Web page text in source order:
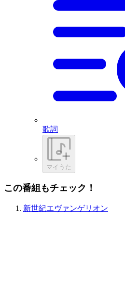
歌詞
マイうた
この番組もチェック！
新世紀エヴァンゲリオン